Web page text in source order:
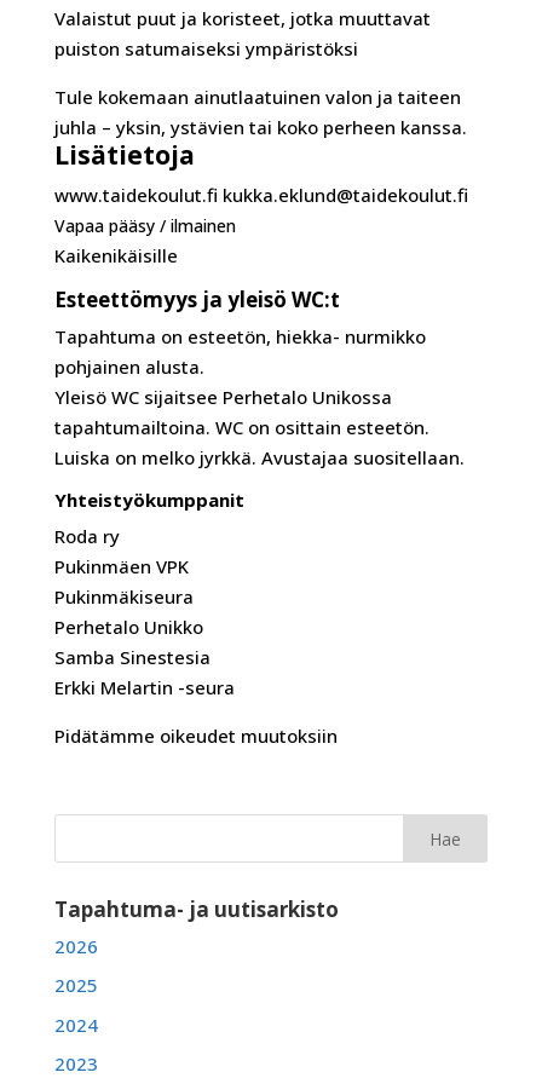
Valaistut puut ja koristeet, jotka muuttavat
puiston satumaiseksi ympäristöksi
Tule kokemaan ainutlaatuinen valon ja taiteen
juhla – yksin, ystävien tai koko perheen kanssa.
Lisätietoja
www.taidekoulut.fi kukka.eklund@taidekoulut.fi
Vapaa pääsy / ilmainen
Kaikenikäisille
Esteettömyys ja yleisö WC:t
Tapahtuma on esteetön, hiekka- nurmikko
pohjainen alusta.
Yleisö WC sijaitsee Perhetalo Unikossa
tapahtumailtoina. WC on osittain esteetön.
Luiska on melko jyrkkä. Avustajaa suositellaan.
Yhteistyökumppanit
Roda ry
Pukinmäen VPK
Pukinmäkiseura
Perhetalo Unikko
Samba Sinestesia
Erkki Melartin -seura
Pidätämme oikeudet muutoksiin
Tapahtuma- ja uutisarkisto
2026
2025
2024
2023